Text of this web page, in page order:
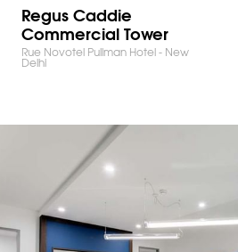
Regus Caddie
Commercial Tower
Rue Novotel Pullman Hotel - New
Delhi